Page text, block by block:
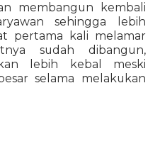
membangun kembali
sehingga lebih
pertama kali melamar
sudah dibangun,
lebih kebal meski
selama melakukan